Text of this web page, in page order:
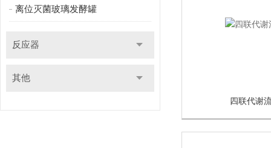
离位灭菌玻璃发酵罐
反应器
其他
四联代谢